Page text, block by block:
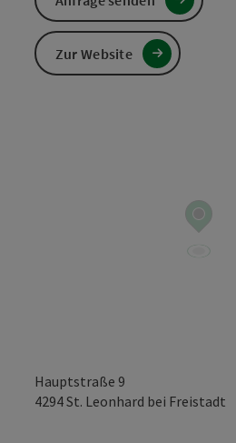
Hauptstraße 9
4294St. Leonhard bei Freistadt
Zur Website